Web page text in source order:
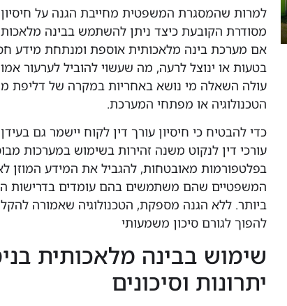
למרות שהמסגרת המשפטית מחייבת הגנה על חיסיון
מסודרת הקובעת כיצד ניתן להשתמש בבינה
אם מערכת בינה מלאכותית אוספת ומנתחת מידע
בטעות או ינוצל לרעה, מה שעשוי להוביל לערעור
עולה השאלה מי נושא באחריות במקרה של דליפת
הטכנולוגיה או מפתחי המערכת.
כדי להבטיח כי חיסיון עורך דין לקוח יישמר גם
בפלטפורמות מאובטחות, להגביל את המידע המוזן
המשפטיים שהם משתמשים בהם עומדים בדרישות
ביותר. ללא הגנה מספקת, הטכנולוגיה שאמורה
להפוך לגורם סיכון משמעותי
שימוש בבינה מלאכותית
יתרונות וסיכונים